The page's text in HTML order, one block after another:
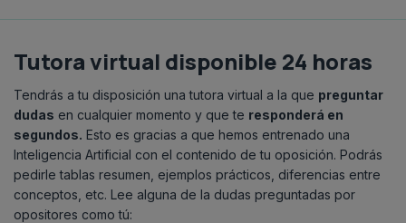
Ver documento oficial
17/03/2026
Listados provisionales
Ver documento oficial
06/05/2026
Listas definitivas
Ver documento oficial
Ver documento oficial
19/10/2024
Admitidos provisionales
Ver documento oficial
27/11/2024
Tutora virtual disponible 24 horas
Tendrás a tu disposición una tutora virtual a la que preguntar
dudas en cualquier momento y que te responderá en
segundos. Esto es gracias a que hemos entrenado una
Inteligencia Artificial con el contenido de tu oposición. Podrás
pedirle tablas resumen, ejemplos prácticos, diferencias entre
conceptos, etc. Lee alguna de la dudas preguntadas por
opositores como tú: